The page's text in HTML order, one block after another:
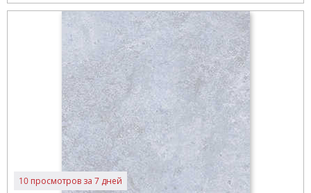
10 просмотров за 7 дней